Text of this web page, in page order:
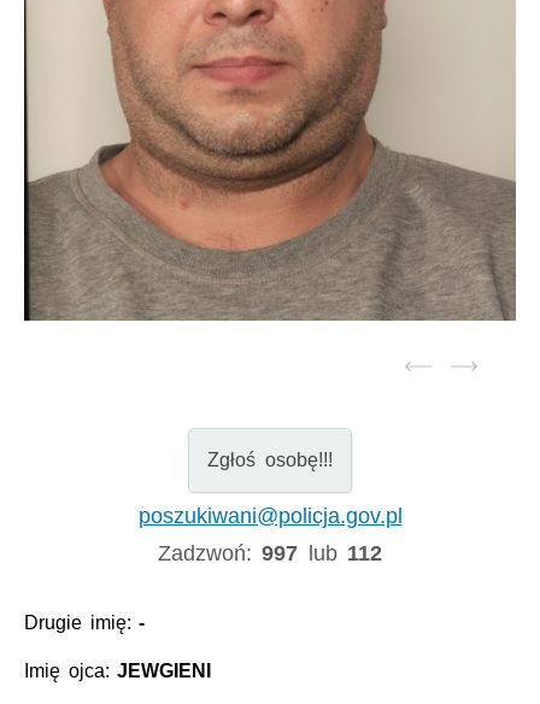
Zgłoś osobę!!!
poszukiwani@policja.gov.pl
Zadzwoń:997 lub 112
Drugie imię:-
Imię ojca:JEWGIENI